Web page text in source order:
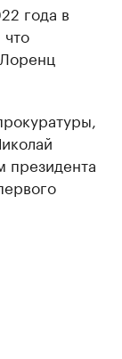
года в
президента